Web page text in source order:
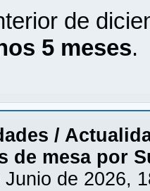
de
5 meses.
/
de mesa por
Junio de 2026,